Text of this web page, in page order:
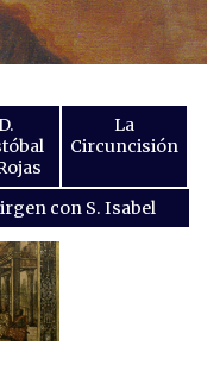
La
Circuncisión
con S. Isabel